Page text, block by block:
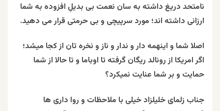
نامتحد دریغ داشته به سان نعمت بی بدیلِ افزوده به شما
ارزانی داشته اند؛ مورد سرپیچی و بی حرمتی قرار می دهید.
اصلا شما و اینهمه دار و ندار و ناز و نخره تان از کجا میشد؛
اگر امریکا از رونالد ریگان گرفته تا اوباما و تا حالا از شما
حمایت و بر شما عنایت نمیکرد؟
جناب زلمای خلیلزاد خیلی با ملاحظات و روا داری ها